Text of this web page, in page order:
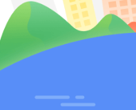
助推东莞经济